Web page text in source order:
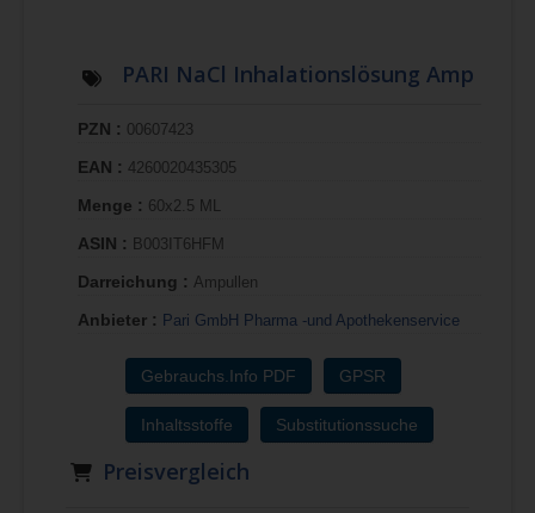
PARI NaCl Inhalationslösung Amp
PZN : 00607423
EAN : 4260020435305
Menge : 60x2.5 ML
ASIN : B003IT6HFM
Darreichung : Ampullen
Anbieter : Pari GmbH Pharma -und Apothekenservice
Gebrauchs.Info PDF GPSR
Inhaltsstoffe Substitutionssuche
Preisvergleich